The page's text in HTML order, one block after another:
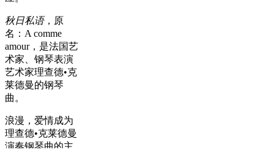
秋日私语，原
名：A comme
amour，是法国艺
术家、钢琴表演
艺术家理查德•克
莱德曼的钢琴
曲。
浪漫，爱情成为
理查德•克莱德曼
演奏钢琴曲的主